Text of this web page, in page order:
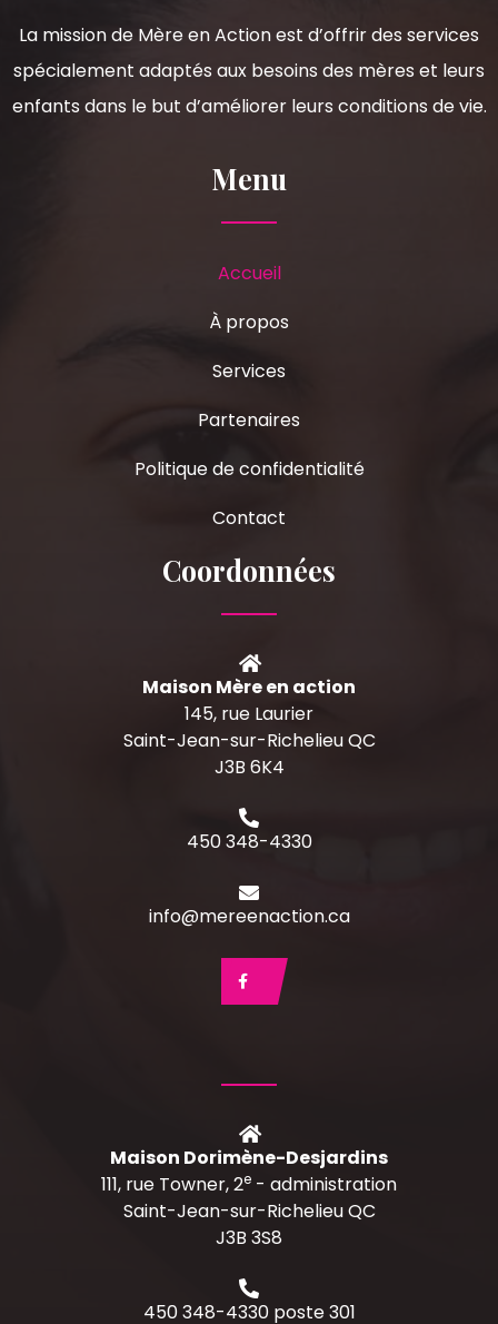
La mission de Mère en Action est d’offrir des services
spécialement adaptés aux besoins des mères et leurs
enfants dans le but d’améliorer leurs conditions de vie.
Menu
Accueil
À propos
Services
Partenaires
Politique de confidentialité
Contact
Coordonnées
Maison Mère en action
145, rue Laurier
Saint-Jean-sur-Richelieu QC
J3B 6K4
450 348-4330
info@mereenaction.ca
Maison Dorimène-Desjardins
111, rue Towner, 2e - administration
Saint-Jean-sur-Richelieu QC
J3B 3S8
450 348-4330 poste 301